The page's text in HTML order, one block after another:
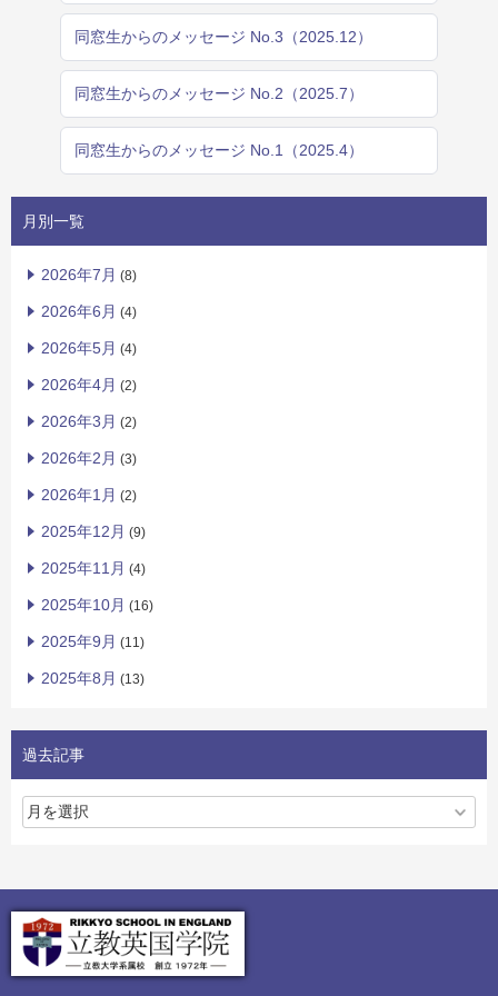
同窓生からのメッセージ No.3（2025.12）
同窓生からのメッセージ No.2（2025.7）
同窓生からのメッセージ No.1（2025.4）
月別一覧
2026年7月 (8)
2026年6月 (4)
2026年5月 (4)
2026年4月 (2)
2026年3月 (2)
2026年2月 (3)
2026年1月 (2)
2025年12月 (9)
2025年11月 (4)
2025年10月 (16)
2025年9月 (11)
2025年8月 (13)
過去記事